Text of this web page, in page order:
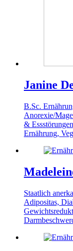
Janine
B.Sc.
Anorexie/
&
Ernährung,
Staatlich
Adipositas,